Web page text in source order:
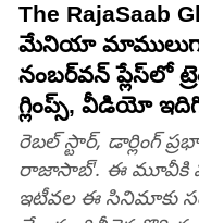
The RajaSaab
మేనియా మాములుగా
నంబర్‌వన్‌ ప్లేస్‌లో
గ్లింప్స్‌, వీడియో
రెబల్ స్టార్, డార్లింగ్
రాజాసాబ్‌'. ఈ మూవీకి
ఇటీవల ఈ సినిమాకు